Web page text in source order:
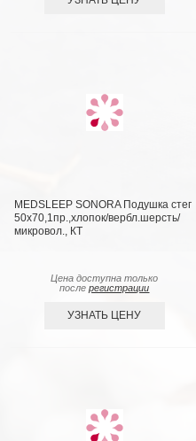
MEDSLEEP SONORA Подушка стег
50х70,1пр.,хлопок/вербл.шерсть/
микровол., КТ
Цена доступна только
послерегистрации
УЗНАТЬ ЦЕНУ